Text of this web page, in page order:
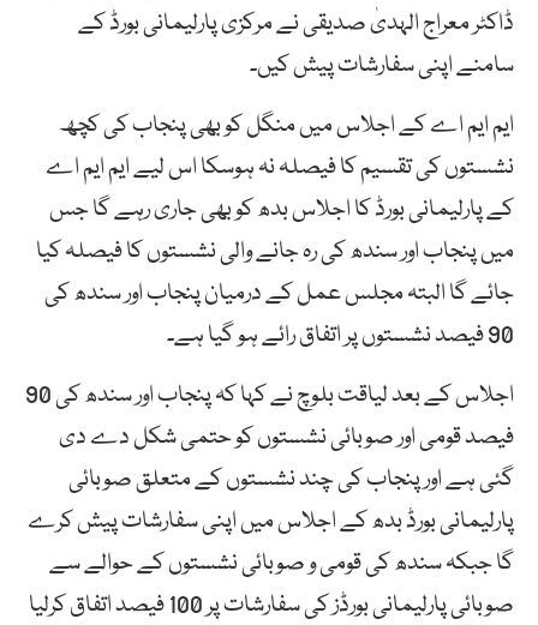
ڈاکٹر معراج الہدیٰ صدیقی نے مرکزی پارلیمانی بورڈ کے
سامنے اپنی سفارشات پیش کیں۔
ایم ایم اے کے اجلاس میں منگل کو بھی پنجاب کی کچھ
نشستوں کی تقسیم کا فیصلہ نہ ہوسکا اس لیے ایم ایم اے
کے پارلیمانی بورڈ کا اجلاس بدھ کو بھی جاری رہے گا جس
میں پنجاب اور سندھ کی رہ جانے والی نشستوں کا فیصلہ کیا
جائے گا البتہ مجلس عمل کے درمیان پنجاب اور سندھ کی
90 فیصد نشستوں پر اتفاق رائے ہو گیا ہے۔
اجلاس کے بعد لیاقت بلوچ نے کہا کہ پنجاب اور سندھ کی 90
فیصد قومی اور صوبائی نشستوں کو حتمی شکل دے دی
گئی ہے اور پنجاب کی چند نشستوں کے متعلق صوبائی
پارلیمانی بورڈ بدھ کے اجلاس میں اپنی سفارشات پیش کرے
گا جبکہ سندھ کی قومی و صوبائی نشستوں کے حوالے سے
صوبائی پارلیمانی بورڈز کی سفارشات پر 100 فیصد اتفاق کرلیا